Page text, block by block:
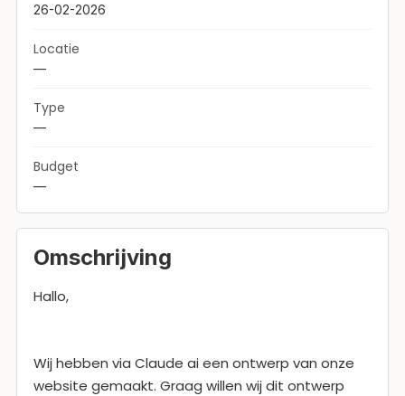
26-02-2026
Locatie
—
Type
—
Budget
—
Omschrijving
Hallo,
Wij hebben via Claude ai een ontwerp van onze
website gemaakt. Graag willen wij dit ontwerp